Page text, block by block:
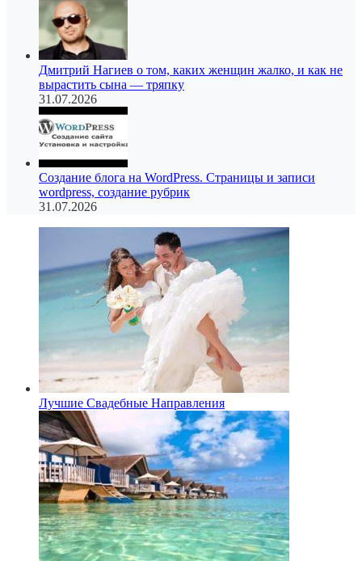
Дмитрий Нагиев о том, каких женщин жалко, и как не
вырастить сына — тряпку
31.07.2026
Создание блога на WordPress. Страницы и записи
wordpress, создание рубрик
31.07.2026
Лучшие Свадебные Направления